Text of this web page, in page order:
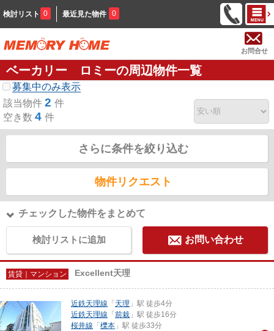
検討リスト 0 最近見た物件 0
お問合せ
ベーカリー ロミーの周辺物件一覧
募集中のみ表示
該当物件 2 件
空き数 4 件
さらに条件を絞り込む
物件リクエスト
チェックした物件をまとめて
検討リストに追加 お問い合わせ
賃貸｜マンション Excellent天理
近鉄天理線 「 天理 」駅 徒歩4分
近鉄天理線 「 前栽 」駅 徒歩16分
桜井線 「 櫟本 」駅 徒歩33分